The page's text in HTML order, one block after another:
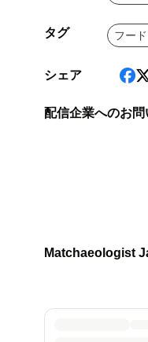
タグ フー
シェア
配信企業へのお問
Matchaeologist